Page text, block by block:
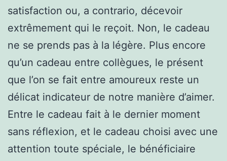
satisfaction ou, a contrario, décevoir
extrêmement qui le reçoit. Non, le cadeau
ne se prends pas à la légère. Plus encore
qu’un cadeau entre collègues, le présent
que l’on se fait entre amoureux reste un
délicat indicateur de notre manière d’aimer.
Entre le cadeau fait à le dernier moment
sans réflexion, et le cadeau choisi avec une
attention toute spéciale, le bénéficiaire